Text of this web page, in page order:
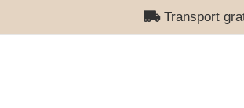
Transport